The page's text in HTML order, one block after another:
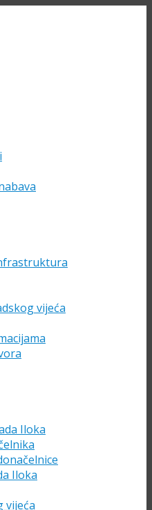
vijeća
Iloka
Iloka
vijeća